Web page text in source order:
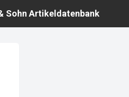
Sohn Artikeldatenbank